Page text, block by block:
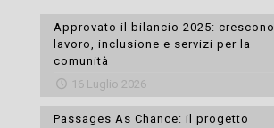
Approvato il bilancio 2025: crescono
lavoro, inclusione e servizi per la
comunità
16 Luglio 2026
Passages As Chance: il progetto